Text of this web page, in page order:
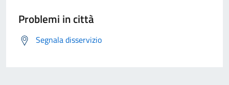
Problemi in città
Segnala disservizio